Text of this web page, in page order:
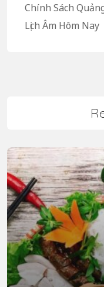
Chính Sách
Lịch Âm Hôm Nay